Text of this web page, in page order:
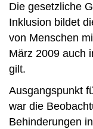
Die gesetzliche
Inklusion bildet
von Menschen
März 2009 auch
gilt.
Ausgangspunkt
war die
Behinderungen